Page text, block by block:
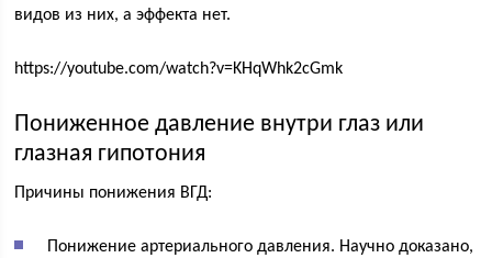
видов из них, а эффекта нет.
https://youtube.com/watch?v=KHqWhk2cGmk
Пониженное давление внутри глаз или
глазная гипотония
Причины понижения ВГД:
Понижение артериального давления. Научно доказано,